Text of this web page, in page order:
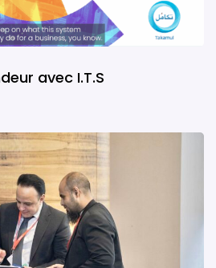
avec I.T.S